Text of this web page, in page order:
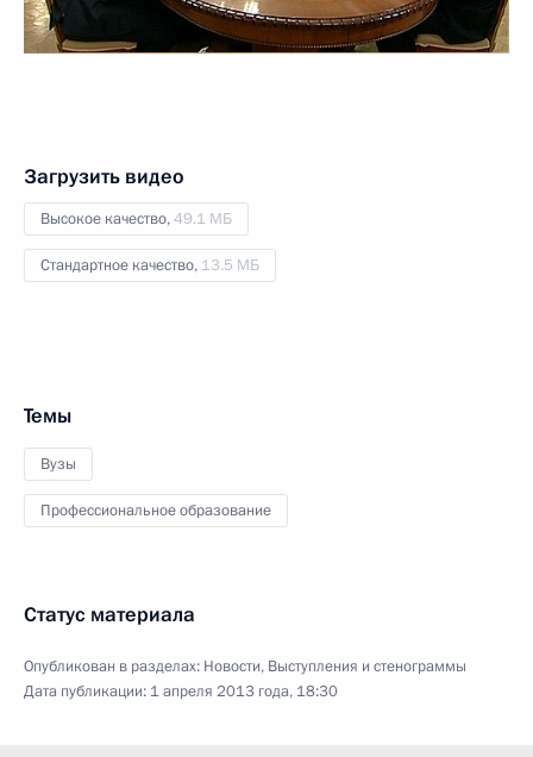
Загрузить видео
Высокое качество,49.1 МБ
Стандартное качество, 13.5 МБ
Темы
Вузы
Профессиональное образование
Статус материала
Опубликован в разделах: Новости, Выступления и стенограммы
Дата публикации: 1 апреля 2013 года, 18:30